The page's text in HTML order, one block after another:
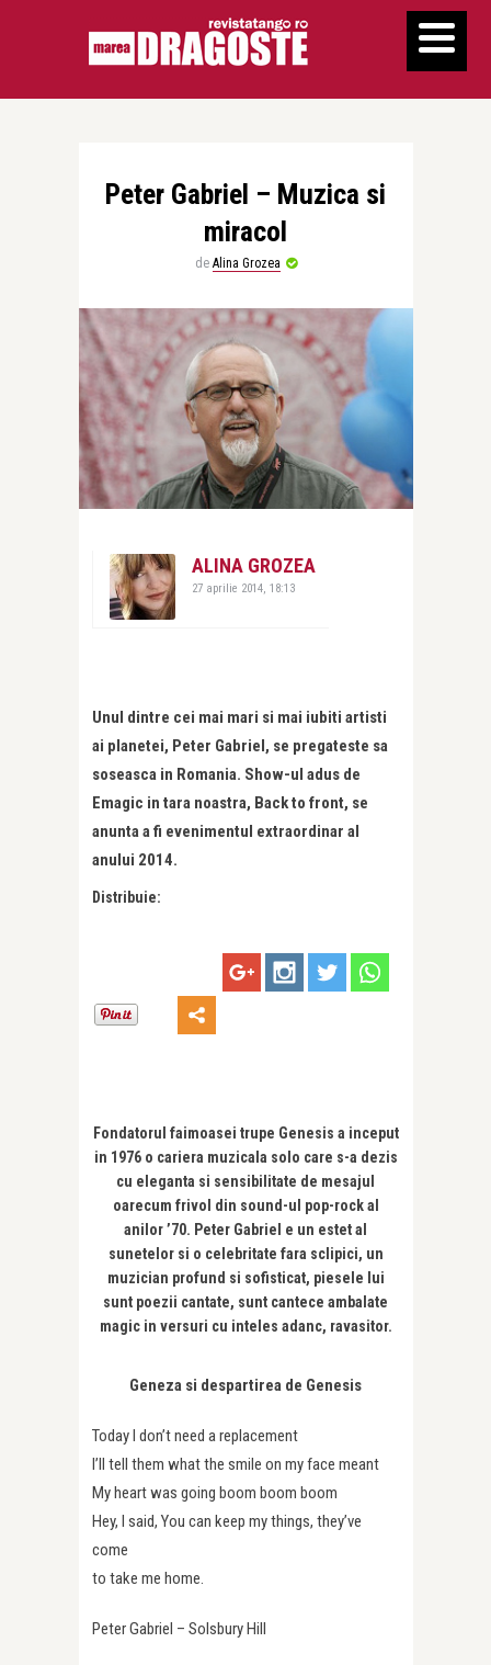
Peter Gabriel – Muzica si
miracol
de Alina Grozea
ALINA GROZEA
27 aprilie 2014, 18:13
Unul dintre cei mai mari si mai iubiti artisti
ai planetei, Peter Gabriel, se pregateste sa
soseasca in Romania. Show-ul adus de
Emagic in tara noastra, Back to front, se
anunta a fi evenimentul extraordinar al
anului 2014.
Distribuie:
Fondatorul faimoasei trupe Genesis a inceput
in 1976 o cariera muzicala solo care s-a dezis
cu eleganta si sensibilitate de mesajul
oarecum frivol din sound-ul pop-rock al
anilor ’70. Peter Gabriel e un estet al
sunetelor si o celebritate fara sclipici, un
muzician profund si sofisticat, piesele lui
sunt poezii cantate, sunt cantece ambalate
magic in versuri cu inteles adanc, ravasitor.
Geneza si despartirea de Genesis
Today I don’t need a replacement
I’ll tell them what the smile on my face meant
My heart was going boom boom boom
Hey, I said, You can keep my things, they’ve
come
to take me home.
Peter Gabriel – Solsbury Hill